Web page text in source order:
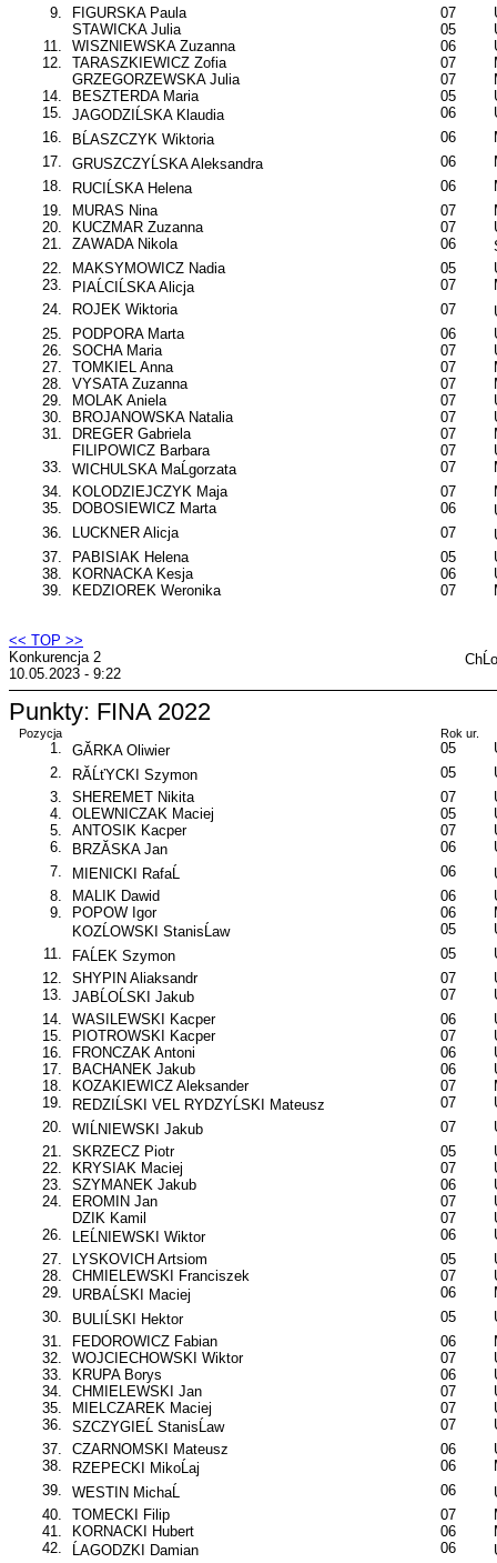
9.
FIGURSKA Paula 07
STAWICKA Julia
05
11.
WISZNIEWSKA Zuzanna 06
12.
TARASZKIEWICZ Zofia 07
GRZEGORZEWSKA Julia
07
14.
BESZTERDA Maria 05
15.
JAGODZIĹSKA Klaudia 06
16.
BĹASZCZYK Wiktoria 06
17.
GRUSZCZYĹSKA Aleksandra 06
18.
RUCIĹSKA Helena 06
19.
MURAS Nina 07
20.
KUCZMAR Zuzanna 07
21.
ZAWADA Nikola 06
22.
MAKSYMOWICZ Nadia 05
23.
PIAĹCIĹSKA Alicja 07
24.
ROJEK Wiktoria 07
25.
PODPORA Marta 06
26.
SOCHA Maria 07
27.
TOMKIEL Anna 07
28.
VYSATA Zuzanna 07
29.
MOLAK Aniela 07
30.
BROJANOWSKA Natalia 07
31.
DREGER Gabriela 07
FILIPOWICZ Barbara
07
33.
WICHULSKA MaĹgorzata 07
34.
KOLODZIEJCZYK Maja 07
35.
DOBOSIEWICZ Marta 06
36.
LUCKNER Alicja 07
37.
PABISIAK Helena 05
38.
KORNACKA Kesja 06
39.
KEDZIOREK Weronika 07
<< TOP >>
Konkurencja 2
10.05.2023 - 9:22
Punkty: FINA 2022
Pozycja Rok ur.
1. GĂRKA Oliwier 05
2.
RĂĹťYCKI Szymon 05
3.
SHEREMET Nikita 07
4.
OLEWNICZAK Maciej 05
5.
ANTOSIK Kacper 07
6.
BRZĂSKA Jan 06
7.
MIENICKI RafaĹ 06
8.
MALIK Dawid 06
9.
POPOW Igor 06
KOZĹOWSKI StanisĹaw
05
11.
FAĹEK Szymon 05
12.
SHYPIN Aliaksandr 07
13.
JABĹOĹSKI Jakub 07
14.
WASILEWSKI Kacper 06
15.
PIOTROWSKI Kacper 07
16.
FRONCZAK Antoni 06
17.
BACHANEK Jakub 06
18.
KOZAKIEWICZ Aleksander 07
19.
REDZIĹSKI VEL RYDZYĹSKI Mateusz 07
20.
WIĹNIEWSKI Jakub 07
21.
SKRZECZ Piotr 05
22.
KRYSIAK Maciej 07
23.
SZYMANEK Jakub 06
24.
EROMIN Jan 07
DZIK Kamil
07
26.
LEĹNIEWSKI Wiktor 06
27.
LYSKOVICH Artsiom 05
28.
CHMIELEWSKI Franciszek 07
29.
URBAĹSKI Maciej 06
30.
BULIĹSKI Hektor 05
31.
FEDOROWICZ Fabian 06
32.
WOJCIECHOWSKI Wiktor 07
33.
KRUPA Borys 06
34.
CHMIELEWSKI Jan 07
35.
MIELCZAREK Maciej 07
36.
SZCZYGIEĹ StanisĹaw 07
37.
CZARNOMSKI Mateusz 06
38.
RZEPECKI MikoĹaj 06
39.
WESTIN MichaĹ 06
40.
TOMECKI Filip 07
41.
KORNACKI Hubert 06
42.
ĹAGODZKI Damian 06